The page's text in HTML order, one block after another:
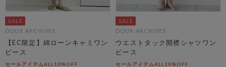
DOUX ARCHIVES
【EC限定】綿ローンキャミワン
ピース
セールアイテムALL10%OFF
DOUX ARCHIVES
ウエストタック開襟シャツワン
ピース
セールアイテムALL10%OFF